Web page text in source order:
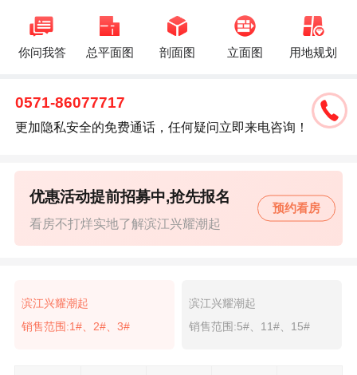
你问我答 总平面图 剖面图 立面图 用地规划
0571-86077717
更加隐私安全的免费通话，任何疑问立即来电咨询！
看房不打烊实地了解滨江兴耀潮起
优惠活动提前招募中,抢先报名
预约看房
滨江兴耀潮起
销售范围:1#、2#、3#
滨江兴耀潮起
销售范围:5#、11#、15#